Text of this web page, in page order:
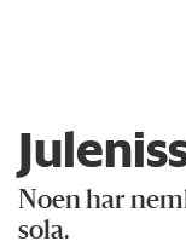
Noen har
sola.